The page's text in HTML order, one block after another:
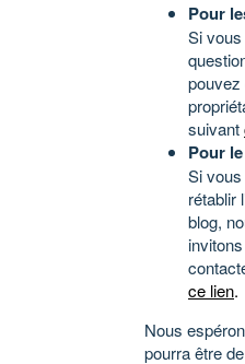
Pour
Si
pouvez
suivant
Pour
Si
rétablir
blog,
ce lien.
Nous
pourra être